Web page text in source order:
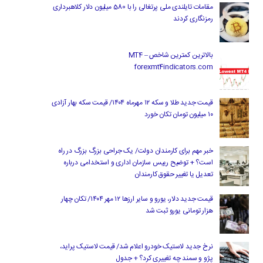
مقامات تایلندی ملی پرتغالی را با 580 میلیون دلار کلاهبرداری
رمزنگاری کردند
بالاترین کمترین شاخص MT4 –
forexmt4indicators.com
قیمت جدید طلا و سکه ۱۲ مهرماه ۱۴۰۴/ قیمت سکه بهار آزادی
۱۰ میلیون تومان تکان خورد
خبر مهم برای کارمندان دولت/ یک جراحی بزرگ بزرگ در راه
است؟ + توضیح رییس سازمان اداری و استخدامی درباره
تعدیل یا تغییر حقوق کارمندان
قیمت جدید دلار، یورو و سایر ارزها ۱۲ مهر ۱۴۰۴/ تکان چهار
هزار تومانی یورو ثبت شد
نرخ جدید لاستیک خودرو اعلام شد/ قیمت لاستیک پراید،
پژو و سمند چه تغییری کرد؟ + جدول